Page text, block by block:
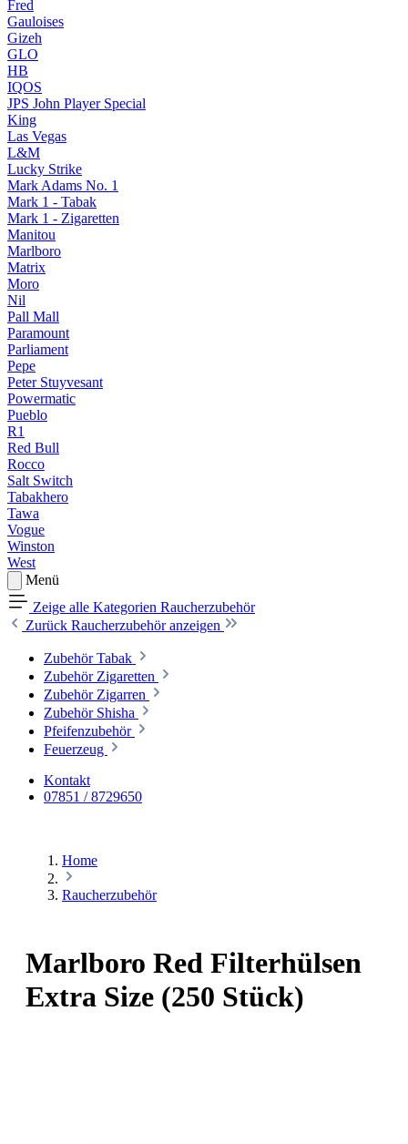
Fred
Gauloises
Gizeh
GLO
HB
IQOS
JPS John Player Special
King
Las Vegas
L&M
Lucky Strike
Mark Adams No. 1
Mark 1 - Tabak
Mark 1 - Zigaretten
Manitou
Marlboro
Matrix
Moro
Nil
Pall Mall
Paramount
Parliament
Pepe
Peter Stuyvesant
Powermatic
Pueblo
R1
Red Bull
Rocco
Salt Switch
Tabakhero
Tawa
Vogue
Winston
West
Menü
Zeige alle Kategorien Raucherzubehör
Zurück Raucherzubehör anzeigen
Zubehör Tabak
Zubehör Zigaretten
Zubehör Zigarren
Zubehör Shisha
Pfeifenzubehör
Feuerzeug
Kontakt
07851 / 8729650
Home
Raucherzubehör
Marlboro Red Filterhülsen
Extra Size (250 Stück)